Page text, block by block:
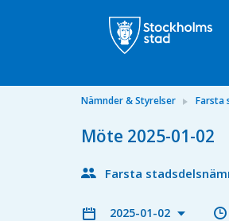
Nämnder & Styrelser Farsta
Möte 2025-01-02
Farsta
2025-01-02